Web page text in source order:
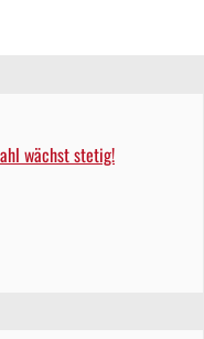
wächst stetig!